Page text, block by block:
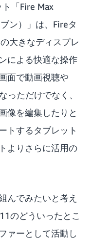
「Fire Max
ン）」は、Fireタ
大きなディスプレ
による快適な操作
面で動画視聴や
っただけでなく、
像を編集したりと
トするタブレット
よりさらに活用の
んでみたいと考え
のどういったとこ
ァーとして活動し